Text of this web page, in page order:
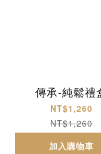
傳承-純鬆禮
NT$1,260
NT$1,260
加入購物車